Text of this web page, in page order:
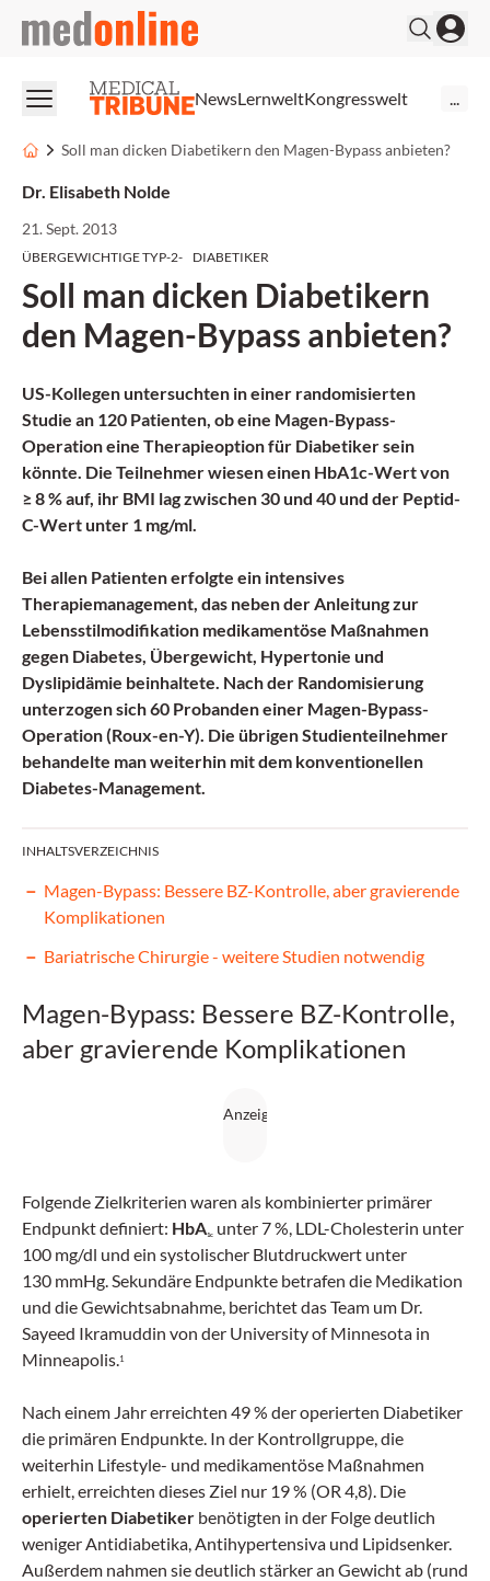
medonline
NewsLernweltKongresswelt
Soll man dicken Diabetikern den Magen-Bypass anbieten?
Dr. Elisabeth Nolde
21. Sept. 2013
ÜBERGEWICHTIGE TYP-2- DIABETIKER
Soll man dicken Diabetikern
den Magen-Bypass anbieten?
US-Kollegen untersuchten in einer randomisierten
Studie an 120 Patienten, ob eine Magen-Bypass-
Operation eine Therapieoption für Diabetiker sein
könnte. Die Teilnehmer wiesen einen HbA1c-Wert von
≥ 8 % auf, ihr BMI lag zwischen 30 und 40 und der Peptid-
C-Wert unter 1 mg/ml.
Bei allen Patienten erfolgte ein intensives
Therapiemanagement, das neben der Anleitung zur
Lebensstilmodifikation medikamentöse Maßnahmen
gegen Diabetes, Übergewicht, Hypertonie und
Dyslipidämie beinhaltete. Nach der Randomisierung
unterzogen sich 60 Probanden einer Magen-Bypass-
Operation (Roux-en-Y). Die übrigen Studienteilnehmer
behandelte man weiterhin mit dem konventionellen
Diabetes-Management.
INHALTSVERZEICHNIS
Magen-Bypass: Bessere BZ-Kontrolle, aber gravierende
Komplikationen
Bariatrische Chirurgie - weitere Studien notwendig
Magen-Bypass: Bessere BZ-Kontrolle,
aber gravierende Komplikationen
Folgende Zielkriterien waren als kombinierter primärer
Endpunkt definiert: HbA1c unter 7 %, LDL-Cholesterin unter
100 mg/dl und ein systolischer Blutdruckwert unter
130 mmHg. Sekundäre Endpunkte betrafen die Medikation
und die Gewichtsabnahme, berichtet das Team um Dr.
Sayeed Ikramuddin von der University of Minnesota in
Minneapolis.1
Nach einem Jahr erreichten 49 % der operierten Diabetiker
die primären Endpunkte. In der Kontrollgruppe, die
weiterhin Lifestyle- und medikamentöse Maßnahmen
erhielt, erreichten dieses Ziel nur 19 % (OR 4,8). Die
operierten Dia­betiker benötigten in der Folge deutlich
weniger Antidiabetika, Antihypertensiva und Lipidsenker.
Außerdem nahmen sie deutlich stärker an Gewicht ab (rund